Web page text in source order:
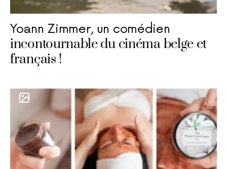
Yoann Zimmer, un comédien
incontournable du cinéma belge et
français !